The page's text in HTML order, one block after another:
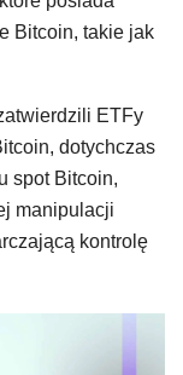
Bitcoin, takie jak
ETFy
dotychczas
spot Bitcoin,
manipulacji
kontrolę